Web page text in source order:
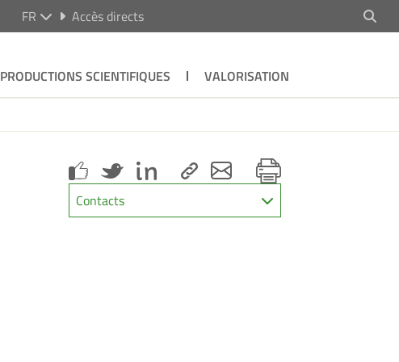
FR Accès directs
PRODUCTIONS SCIENTIFIQUES
VALORISATION
Contacts